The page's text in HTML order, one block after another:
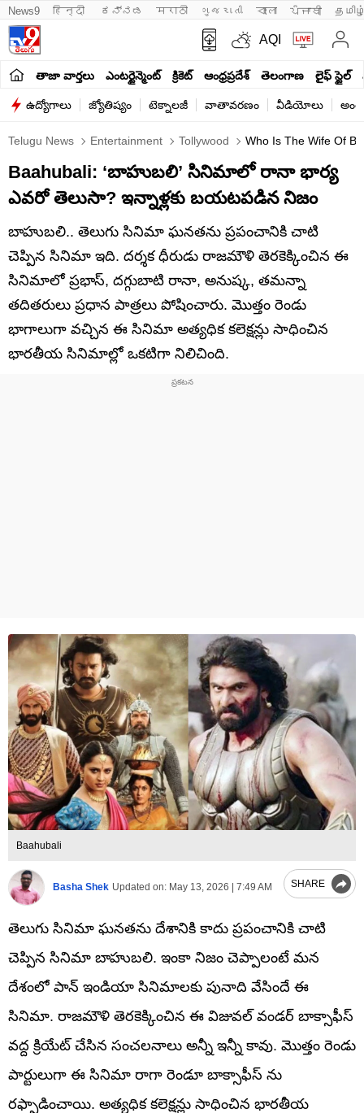
News9 हिन्दी ಕನ್ನಡ मराठी ગુજરાતી বাংলা ਪੰਜਾਬੀ
AQI
తాజా వార్తలు ఎంటర్టైన్మెంట్ క్రికెట్ ఆంధ్రప్రదేశ్ తెలంగాణ లైఫ్ స్టైల్
ఉద్యోగాలు జ్యోతిష్యం టెక్నాలజీ వాతావరణం వీడియోలు
Telugu News Entertainment Tollywood Who Is The Wife Of
Baahubali: ‘బాహుబలి’ సినిమాలో రానా భార్య
ఎవరో తెలుసా? ఇన్నాళ్లకు బయటపడిన నిజం
బాహుబలి.. తెలుగు సినిమా ఘనతను ప్రపంచానికి చాటి
చెప్పిన సినిమా ఇది. దర్శక ధీరుడు రాజమౌళి తెరకెక్కించిన ఈ
సినిమాలో ప్రభాస్, దగ్గుబాటి రానా, అనుష్క, తమన్నా
తదితరులు ప్రధాన పాత్రలు పోషించారు. మొత్తం రెండు
భాగాలుగా వచ్చిన ఈ సినిమా అత్యధిక కలెక్షన్లు సాధించిన
భారతీయ సినిమాల్లో ఒకటిగా నిలిచింది.
Baahubali
Basha Shek Updated on: May 13, 2026 | 7:49 AM SHARE
తెలుగు సినిమా ఘనతను దేశానికి కాదు ప్రపంచానికి చాటి
చెప్పిన సినిమా బాహుబలి. ఇంకా నిజం చెప్పాలంటే మన
దేశంలో పాన్ ఇండియా సినిమాలకు పునాది వేసిందే ఈ
సినిమా. రాజమౌళి తెరకెక్కించిన ఈ విజువల్ వండర్ బాక్సాఫీస్
వద్ద క్రియేట్ చేసిన సంచలనాలు అన్నీ ఇన్నీ కావు. మొత్తం రెండు
పార్టులుగా ఈ సినిమా రాగా రెండూ బాక్సాఫీస్ ను
రఫ్పాడించాయి. అత్యధిక కలెక్షన్లు సాధించిన భారతీయ